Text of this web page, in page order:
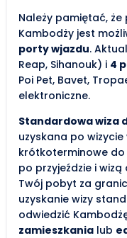
Należy pamiętać,
Kambodży jest
porty wjazdu.
Reap, Sihanouk) i 4
Poi Pet, Bavet,
elektroniczne.
Standardowa wiza
uzyskana po
krótkoterminowe do
po przyjeździe i
Twój pobyt za
uzyskanie wizy
odwiedzić
zamieszkania lub